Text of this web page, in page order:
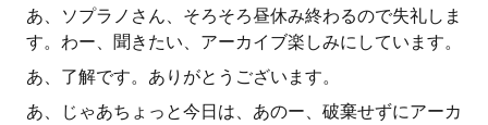
あ、ソプラノさん、そろそろ昼休み終わるので失礼しま
す。わー、聞きたい、アーカイブ楽しみにしています。
あ、了解です。ありがとうございます。
あ、じゃあちょっと今日は、あのー、破棄せずにアーカ